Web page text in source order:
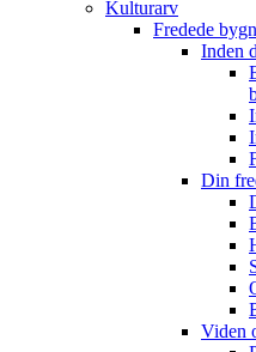
Kulturarv
Fredede
Inden
Din
Viden